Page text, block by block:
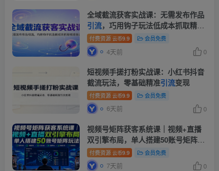
全域截流获客实战课：无需发布作品
引流，巧用钩子玩法低成本抓取精准
客源
付费资源 云币9.9 会员免费
4天前 0
短视频手搓打粉实战课：小红书抖音
截流玩法，零基础精准引流变现
付费资源 云币9.9 会员免费
6天前 0
视频号矩阵获客系统课｜视频+直播
双引擎布局，单人搭建50账号矩阵玩
法，流量入池、搜索占位、全域
沉淀私域全流程教学
付费资源 云币9.9 会员免费
7天前 0